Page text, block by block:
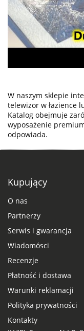
W naszym sklepie
telewizor w łazience
Katalog obejmuje
wyposażenie
odpowiada.
Kupujący
O nas
Partnerzy
Serwis i gwarancja
Wiadomósci
Recenzje
Płatność i dostawa
Warunki reklamacji
Polityka prywatności
Kontakty